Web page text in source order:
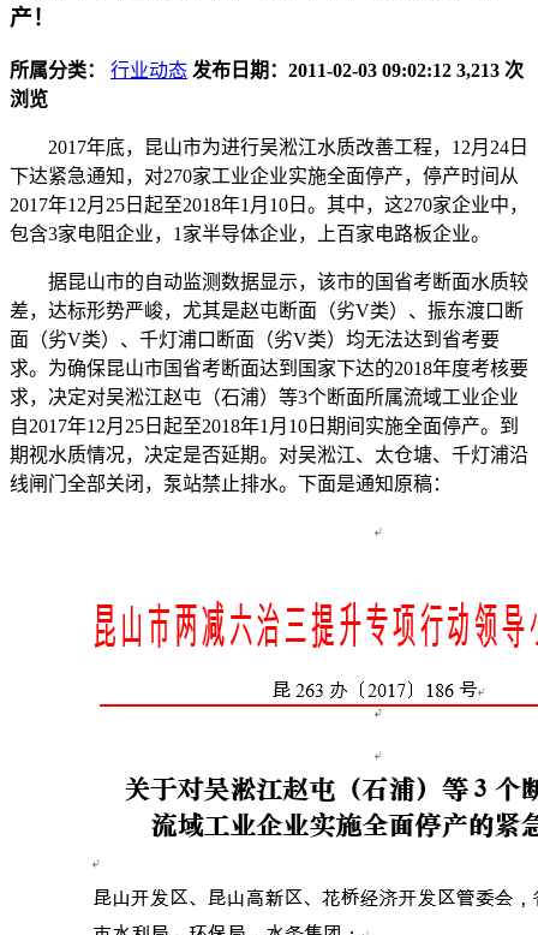
产！
所属分类： 行业动态 发布日期：2011-02-03 09:02:12 3,213 次
浏览
2017年底，昆山市为进行吴淞江水质改善工程，12月24日
下达紧急通知，对270家工业企业实施全面停产，停产时间从
2017年12月25日起至2018年1月10日。其中，这270家企业中，
包含3家电阻企业，1家半导体企业，上百家电路板企业。
据昆山市的自动监测数据显示，该市的国省考断面水质较
差，达标形势严峻，尤其是赵屯断面（劣V类）、振东渡口断
面（劣V类）、千灯浦口断面（劣V类）均无法达到省考要
求。为确保昆山市国省考断面达到国家下达的2018年度考核要
求，决定对吴淞江赵屯（石浦）等3个断面所属流域工业企业
自2017年12月25日起至2018年1月10日期间实施全面停产。到
期视水质情况，决定是否延期。对吴淞江、太仓塘、千灯浦沿
线闸门全部关闭，泵站禁止排水。下面是通知原稿：